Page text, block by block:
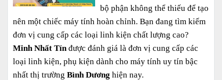
bộ phận không thể thiếu để tạo
nên một chiếc máy tính hoàn chỉnh. Bạn đang tìm kiếm
đơn vị cung cấp các loại linh kiện chất lượng cao?
Minh Nhất Tín được đánh giá là đơn vị cung cấp các
loại linh kiện, phụ kiện dành cho máy tính uy tín bậc
nhất thị trường Bình Dương hiện nay.